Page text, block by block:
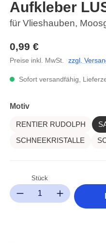
Aufkleber
für Vlieshauben,
0,99 €
Preise inkl. MwSt. zzgl.
Sofort versandfähig,
Motivauswählen
RENTIER RUDOLPH
SCHNEEKRISTALLE
Produkt Anzahl: Gib den
Stück